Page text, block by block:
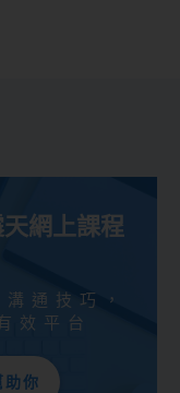
網上課程
通技巧，
效平台
助你